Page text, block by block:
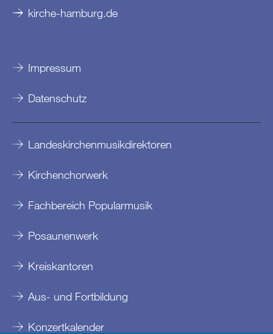
kirche-hamburg.de
Impressum
Datenschutz
Landeskirchenmusikdirektoren
Kirchenchorwerk
Fachbereich Popularmusik
Posaunenwerk
Kreiskantoren
Aus- und Fortbildung
Konzertkalender